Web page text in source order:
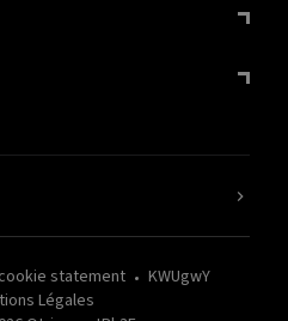
statement
KWUgwY
Légales